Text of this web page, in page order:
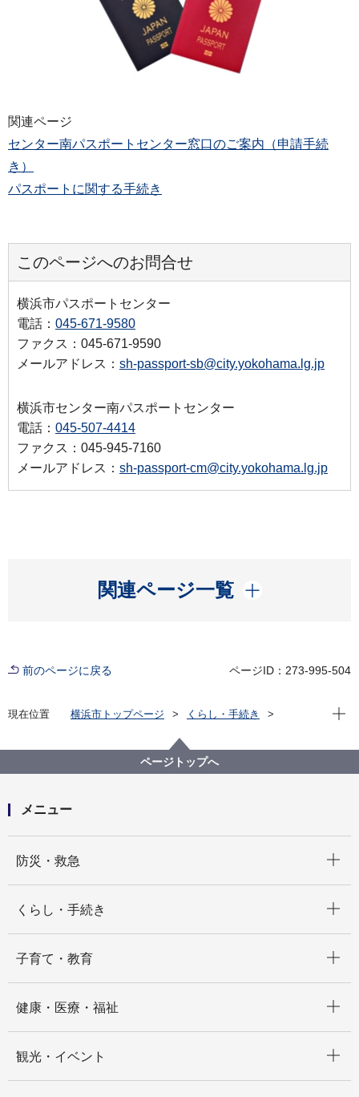
関連ページ
センター南パスポートセンター窓口のご案内（申請手続
き）
パスポートに関する手続き
このページへのお問合せ
横浜市パスポートセンター
電話： 045-671-9580
ファクス：045-671-9590
メールアドレス： sh-passport-sb@city.yokohama.lg.jp
横浜市センター南パスポートセンター
電話： 045-507-4414
ファクス：045-945-7160
メールアドレス： sh-passport-cm@city.yokohama.lg.jp
関連ページ一覧
開く
前のページに戻る ページID：273-995-504
現在位置 横浜市トップページ
くらし・手続き
横浜市パスポートセンター／横浜市センター南パスポ
ートセンターについて
現在
ページトップへ
メニュー
防災・救急
くらし・手続き
子育て・教育
健康・医療・福祉
観光・イベント